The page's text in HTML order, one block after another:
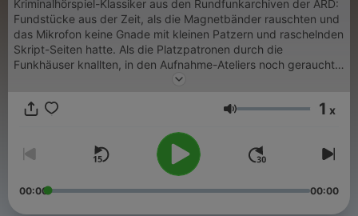
Kriminalhörspiel-Klassiker aus den Rundfunkarchiven der ARD:
Fundstücke aus der Zeit, als die Magnetbänder rauschten und
das Mikrofon keine Gnade mit kleinen Patzern und raschelnden
Skript-Seiten hatte. Als die Platzpatronen durch die
Funkhäuser knallten, in den Aufnahme-Ateliers noch geraucht
wurde und der Whisky bereitstand, um die Stimme zu ölen.
einer Leiche am Telefon – und immer wieder die Frage: Wer ist
Pastewka, dazu Bonusinfos, Biografisches und Nonsens.
Donnerstags zuerst in ARD Sounds: https://1.ard.de/keinmucks
Volume 1 x
00:00 00:00